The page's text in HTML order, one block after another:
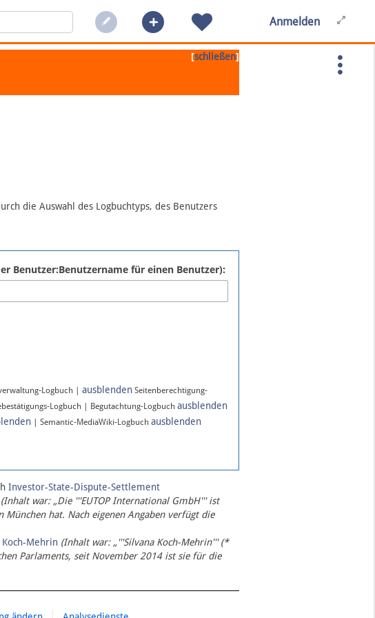
Anmelden
[schließen]
die Auswahl des Logbuchtyps, des Benutzers
Benutzer:Benutzername für einen Benutzer):
Logbuch | ausblenden Seitenberechtigung-
Logbuch | Begutachtung-Logbuch ausblenden
| Semantic-MediaWiki-Logbuch ausblenden
Investor-State-Dispute-Settlement
(Inhalt war: „Die '''EUTOP International GmbH''' ist
hat. Nach eigenen Angaben verfügt die
Koch-Mehrin (Inhalt war: „'''Silvana Koch-Mehrin''' (*
Parlaments, seit November 2014 ist sie für die